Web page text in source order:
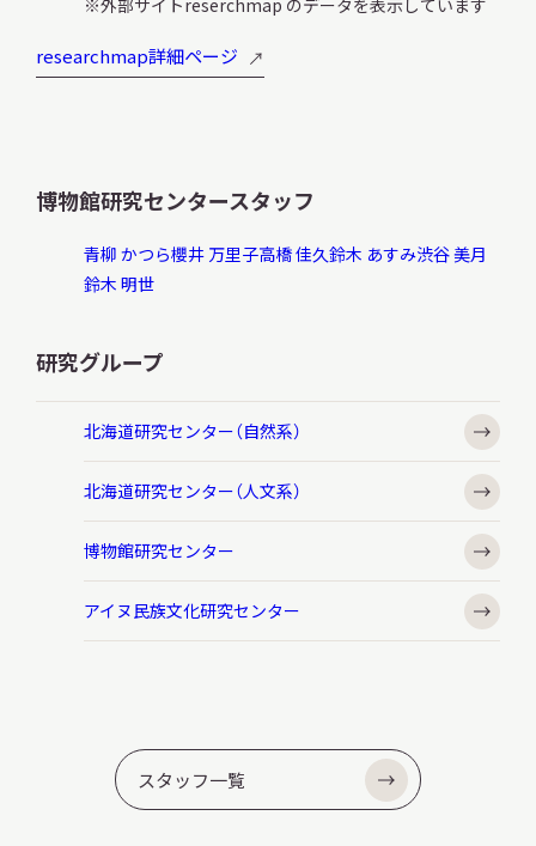
外部サイトreserchmap のデータを表示しています
researchmap詳細ページ
博物館研究センタースタッフ
青柳 かつら櫻井 万里子高橋 佳久鈴木 あすみ渋谷 美月
鈴木 明世
研究グループ
北海道研究センター（自然系）
北海道研究センター（人文系）
博物館研究センター
アイヌ民族文化研究センター
スタッフ一覧